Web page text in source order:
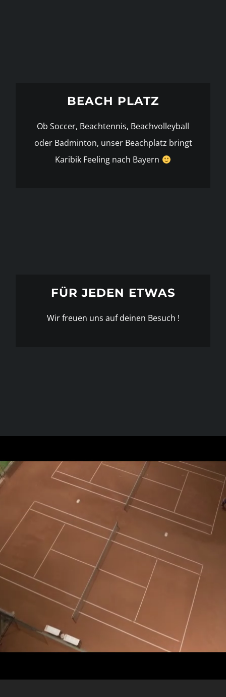
BEACH PLATZ
Ob Soccer, Beachtennis, Beachvolleyball
oder Badminton, unser Beachplatz bringt
Karibik Feeling nach Bayern
FÜR JEDEN ETWAS
Wir freuen uns auf deinen Besuch !